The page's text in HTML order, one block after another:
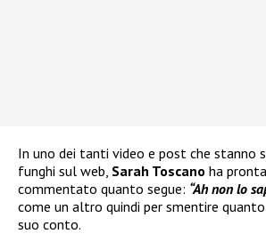
In uno dei tanti video e post che stanno
funghi sul web, Sarah Toscano ha
commentato quanto segue: “Ah non lo
come un altro quindi per smentire
suo conto.